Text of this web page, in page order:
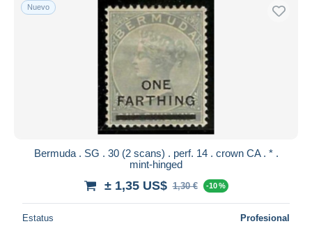
Nuevo
Bermuda . SG . 30 (2 scans) . perf. 14 . crown CA . * .
mint-hinged
± 1,35 US$ 1,30 € -10 %
Estatus Profesional